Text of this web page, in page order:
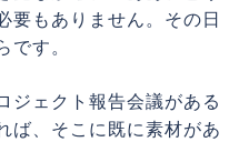
要もありません。その日
す。
ジェクト報告会議がある
ば、そこに既に素材があ